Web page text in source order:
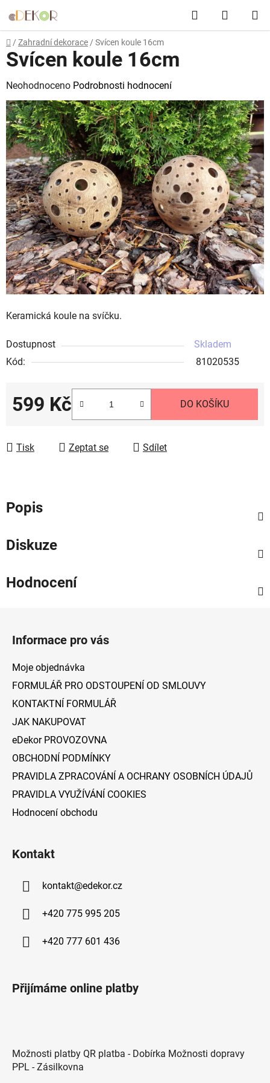
na
obsah
Hledat
KOŠÍK
Domů
/ Zahradní dekorace / Svícen koule 16cm
Keramická koule na svíčku.
Dostupnost
Skladem
Kód:
81020535
599 Kč DO KOŠÍKU
Tisk Zeptat se Sdílet
Svícen koule 16cm
Průměrné
hodnocení
produktu
je
0,0
z
5
hvězdiček.
Neohodnoceno Podrobnosti hodnocení
Popis
Diskuze
Hodnocení
Informace pro vás
Moje objednávka
FORMULÁŘ PRO ODSTOUPENÍ OD SMLOUVY
KONTAKTNÍ FORMULÁŘ
JAK NAKUPOVAT
eDekor PROVOZOVNA
OBCHODNÍ PODMÍNKY
PRAVIDLA ZPRACOVÁNÍ A OCHRANY OSOBNÍCH ÚDAJŮ
PRAVIDLA VYUŽÍVÁNÍ COOKIES
Hodnocení obchodu
Kontakt
kontakt@edekor.cz
+420 775 995 205
+420 777 601 436
Přijímáme online platby
Možnosti platby QR platba - Dobírka Možnosti dopravy
PPL - Zásilkovna